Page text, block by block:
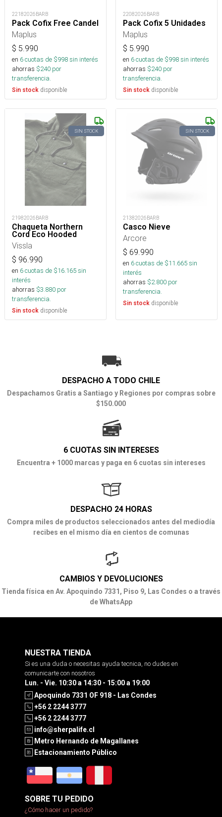
22182026BARB
Pack Cofix Free Candel
Maplus
$ 5.990
en 6cuotas de $998sin interés
ahorras $240 por
transferencia.
Sin stock disponible
22082026BARB
Pack Cofix 5 Unidades
Maplus
$ 5.990
en 6cuotas de $998sin interés
ahorras $240 por
transferencia.
Sin stock disponible
SIN STOCK
21982026BARB
Chaqueta Northern
Cord Eco Hooded
Vissla
$ 96.990
en 6cuotas de $16.165sin
interés
ahorras $3.880 por
transferencia.
Sin stock disponible
SIN STOCK
21382026BARB
Casco Nieve
Arcore
$ 69.990
en 6cuotas de $11.665sin
interés
ahorras $2.800 por
transferencia.
Sin stock disponible
DESPACHO A TODO CHILE
Despachamos Gratis a Santiago y Regiones por compras sobre
$150.000
6 CUOTAS SIN INTERESES
Encuentra + 1000 marcas y paga en 6 cuotas sin intereses
DESPACHO 24 HORAS
Compra miles de productos seleccionados antes del mediodía
recibes en el mismo día en cientos de comunas
CAMBIOS Y DEVOLUCIONES
Tienda física en Av. Apoquindo 7331, Piso 9, Las Condes o a través
de WhatsApp
NUESTRA TIENDA
Si es una duda o necesitas ayuda tecnica, no dudes en
comunicarte con nosotros
Lun. - Vie. 10:30 a 14:30 - 15:00 a 19:00
Apoquindo 7331 OF 918 - Las Condes
+56 2 2244 3777
+56 2 2244 3777
info@sherpalife.cl
Metro Hernando de Magallanes
Estacionamiento Público
SOBRE TU PEDIDO
¿Cómo hacer un pedido?